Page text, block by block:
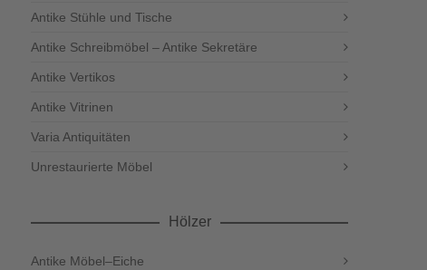
Antike Stühle und Tische
Antike Schreibmöbel – Antike Sekretäre
Antike Vertikos
Antike Vitrinen
Varia Antiquitäten
Unrestaurierte Möbel
Hölzer
Antike Möbel–Eiche